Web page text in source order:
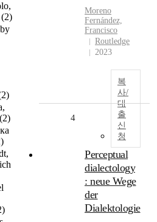
(2)
(2)
Moreno
Fernández,
Francisco
Routledge
2023
복
사/
대
출
신
청
4
Perceptual
dialectology
: neue Wege
der
Dialektologie